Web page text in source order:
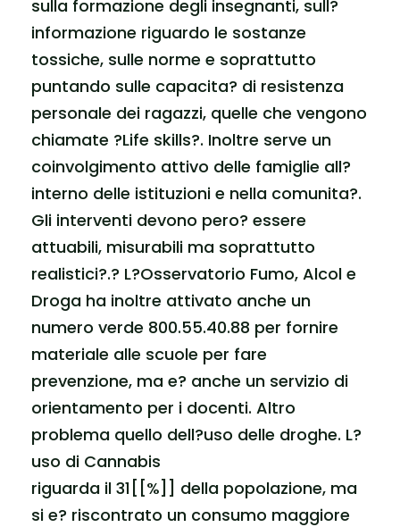
sulla formazione degli insegnanti, sull?
informazione riguardo le sostanze
tossiche, sulle norme e soprattutto
puntando sulle capacita? di resistenza
personale dei ragazzi, quelle che vengono
chiamate ?Life skills?. Inoltre serve un
coinvolgimento attivo delle famiglie all?
interno delle istituzioni e nella comunita?.
Gli interventi devono pero? essere
attuabili, misurabili ma soprattutto
realistici?.? L?Osservatorio Fumo, Alcol e
Droga ha inoltre attivato anche un
numero verde 800.55.40.88 per fornire
materiale alle scuole per fare
prevenzione, ma e? anche un servizio di
orientamento per i docenti. Altro
problema quello dell?uso delle droghe. L?
uso di Cannabis
riguarda il 31[[%]] della popolazione, ma
si e? riscontrato un consumo maggiore